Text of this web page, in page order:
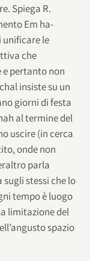
Spiega R.
Em ha-
unificare le
che
e pertanto non
insiste su un
giorni di festa
al termine del
uscire (in cerca
onde non
parla
stessi che lo
tempo è luogo
limitazione del
spazio